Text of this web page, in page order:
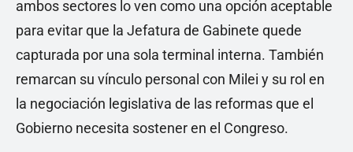
ambos sectores lo ven como una opción aceptable
para evitar que la Jefatura de Gabinete quede
capturada por una sola terminal interna. También
remarcan su vínculo personal con Milei y su rol en
la negociación legislativa de las reformas que el
Gobierno necesita sostener en el Congreso.